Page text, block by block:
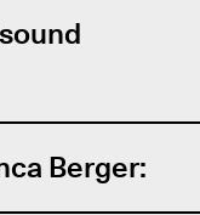
Berger: